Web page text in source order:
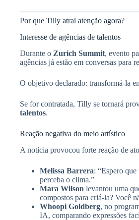
Por que Tilly atrai atenção agora?
Interesse de agências de talentos
Durante o Zurich Summit, evento
agências já estão em conversas para
O objetivo declarado: transformá-la
Se for contratada, Tilly se tornará
talentos.
Reação negativa do meio artístico
A notícia provocou forte reação de
Melissa Barrera: “Espero
perceba o clima.”
Mara Wilson levantou uma
compostos para criá-la? Você
Whoopi Goldberg, no
IA, comparando expressões